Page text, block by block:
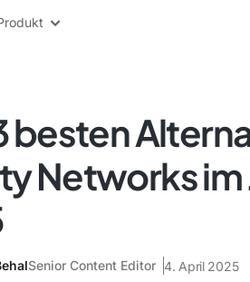
besten
Networks im
Senior Content Editor 4. April 2025